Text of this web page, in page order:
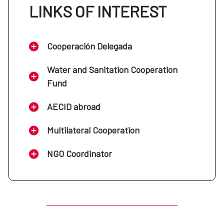
LINKS OF INTEREST
Cooperación Delegada
Water and Sanitation Cooperation
Fund
AECID abroad
Multilateral Cooperation
NGO Coordinator